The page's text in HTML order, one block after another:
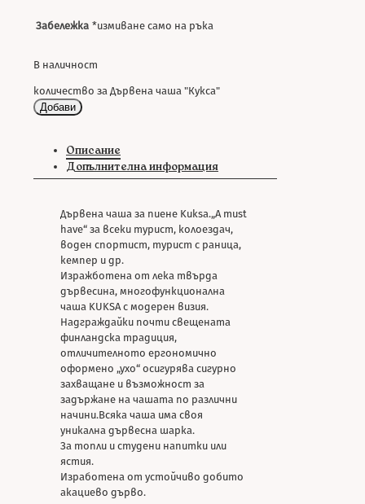
Забележка *измиване само на ръка
В наличност
количество за Дървена чаша "Кукса"
Добави
Описание
Допълнителна информация
Дървена чаша за пиене Kuksa.„A must
have“ за всеки турист, колоездач,
воден спортист, турист с раница,
кемпер и др.
Изражботена от лека твърда
дървесина, многофункционална
чаша KUKSA с модерен визия.
Надграждайки почти свещената
финландска традиция,
отличителното ергономично
оформено „ухо“ осигурява сигурно
захващане и възможност за
задържане на чашата по различни
начини.Всяка чаша има своя
уникална дървесна шарка.
За топли и студени напитки или
ястия.
Изработена от устойчиво добито
акациево дърво.